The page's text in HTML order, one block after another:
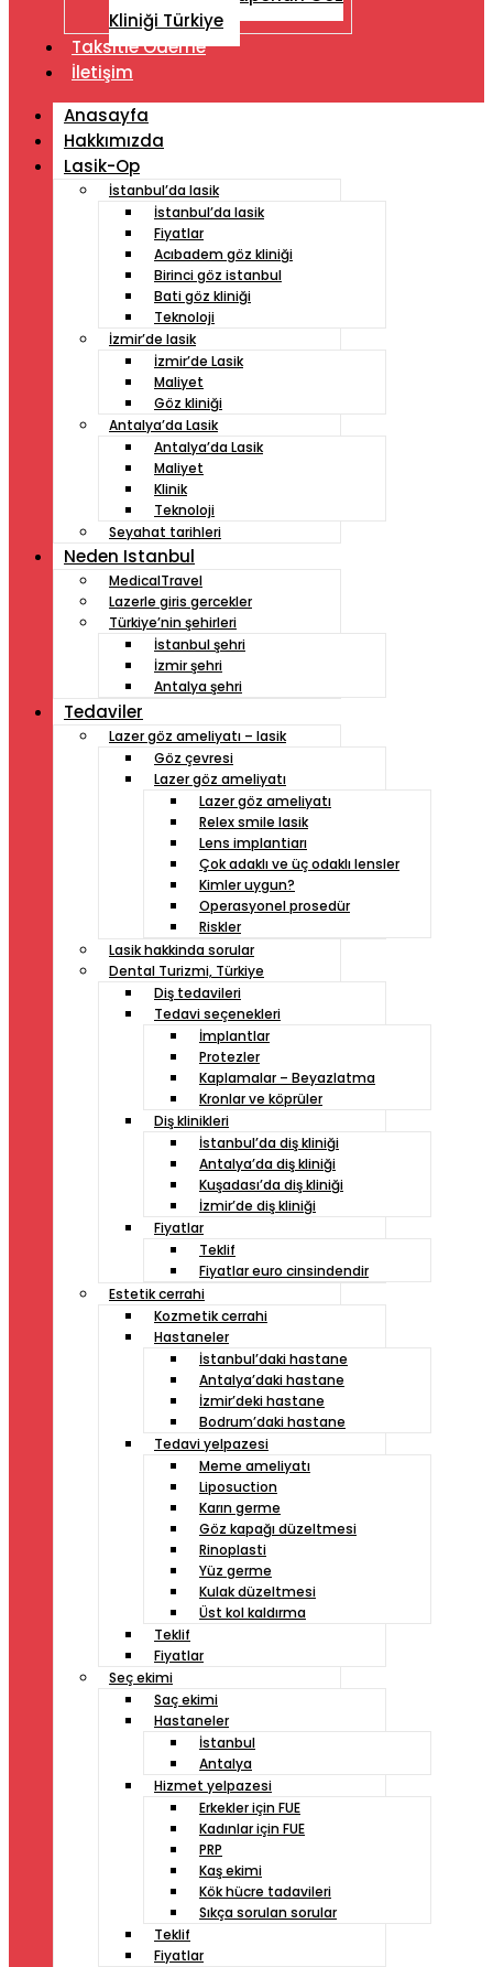
Kliniği Türkiye
Taksitle Ödeme
İletişim
Anasayfa
Hakkımızda
Lasik-Op
İstanbul’da lasik
İstanbul’da lasik
Fiyatlar
Acıbadem göz kliniği
Birinci göz istanbul
Bati göz kliniği
Teknoloji
İzmir’de lasik
İzmir’de Lasik
Maliyet
Göz kliniği
Antalya’da Lasik
Antalya’da Lasik
Maliyet
Klinik
Teknoloji
Seyahat tarihleri
Neden Istanbul
MedicalTravel
Lazerle giris gercekler
Türkiye’nin şehirleri
İstanbul şehri
İzmir şehri
Antalya şehri
Tedaviler
Lazer göz ameliyatı – lasik
Göz çevresi
Lazer göz ameliyatı
Lazer göz ameliyatı
Relex smile lasik
Lens implantiarı
Çok adaklı ve üç odaklı lensler
Kimler uygun?
Operasyonel prosedür
Riskler
Lasik hakkinda sorular
Dental Turizmi, Türkiye
Diş tedavileri
Tedavi seçenekleri
İmplantlar
Protezler
Kaplamalar – Beyazlatma
Kronlar ve köprüler
Diş klinikleri
İstanbul’da diş kliniği
Antalya’da diş kliniği
Kuşadası’da diş kliniği
İzmir’de diş kliniği
Fiyatlar
Teklif
Fiyatlar euro cinsindendir
Estetik cerrahi
Kozmetik cerrahi
Hastaneler
İstanbul’daki hastane
Antalya’daki hastane
İzmir’deki hastane
Bodrum’daki hastane
Tedavi yelpazesi
Meme ameliyatı
Liposuction
Karın germe
Göz kapağı düzeltmesi
Rinoplasti
Yüz germe
Kulak düzeltmesi
Üst kol kaldırma
Teklif
Fiyatlar
Seç ekimi
Saç ekimi
Hastaneler
İstanbul
Antalya
Hizmet yelpazesi
Erkekler için FUE
Kadınlar için FUE
PRP
Kaş ekimi
Kök hücre tadavileri
Sıkça sorulan sorular
Teklif
Fiyatlar